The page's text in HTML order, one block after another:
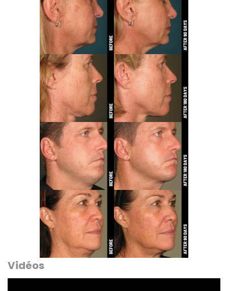
aucun cas les informations présentes ne
sauraient se substituer aux consultations,
recommandations et prescriptions délivrées.
Chaque cas patient étant unique, les résultats
peuvent varier
Vidéos